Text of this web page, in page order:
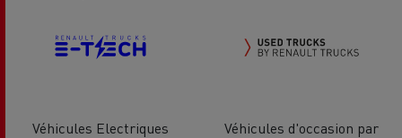
Véhicules Electriques
Véhicules d'occasion par